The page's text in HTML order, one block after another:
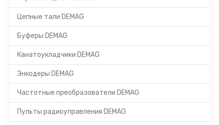
Цепные тали DEMAG
Буферы DEMAG
Канатоукладчики DEMAG
Энкодеры DEMAG
Частотные преобразователи DEMAG
Пульты радиоуправления DEMAG